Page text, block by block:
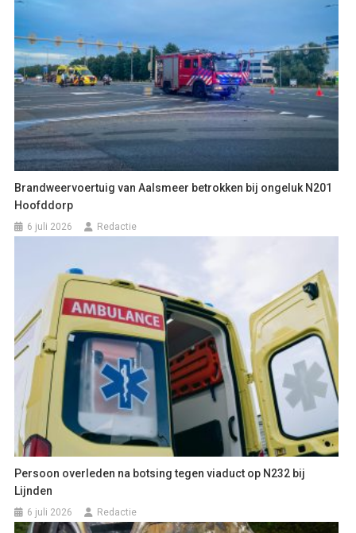
Brandweervoertuig van Aalsmeer betrokken bij ongeluk N201
Hoofddorp
6 juli 2026 Redactie
Persoon overleden na botsing tegen viaduct op N232 bij
Lijnden
6 juli 2026 Redactie